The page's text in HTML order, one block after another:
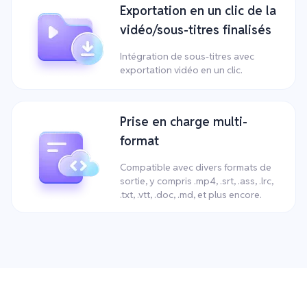
Exportation en un clic de la
vidéo/sous-titres finalisés
Intégration de sous-titres avec
exportation vidéo en un clic.
Prise en charge multi-
format
Compatible avec divers formats de
sortie, y compris .mp4, .srt, .ass, .lrc,
.txt, .vtt, .doc, .md, et plus encore.